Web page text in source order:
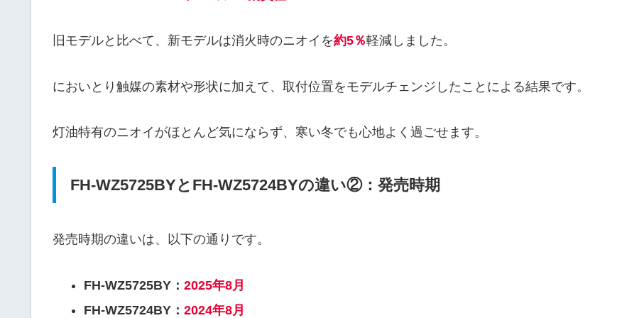
旧モデルと比べて、新モデルは消火時のニオイを約5％軽減しました。
においとり触媒の素材や形状に加えて、取付位置をモデルチェンジしたことによる結果です。
灯油特有のニオイがほとんど気にならず、寒い冬でも心地よく過ごせます。
FH-WZ5725BYとFH-WZ5724BYの違い②：発売時期
発売時期の違いは、以下の通りです。
FH-WZ5725BY： 2025年8月
FH-WZ5724BY： 2024年8月